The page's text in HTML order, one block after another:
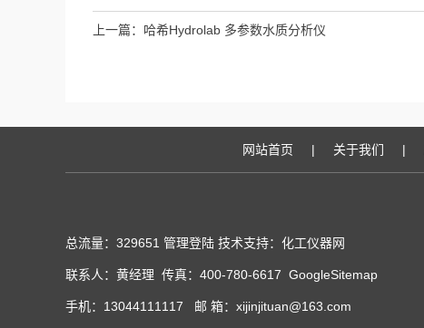
上一篇： 哈希Hydrolab 多参数水质分析仪
网站首页 | 关于我们 |
总流量：329651 管理登陆 技术支持：化工仪器网
联系人：黄经理 传真：400-780-6617 GoogleSitemap
手机：13044111117 邮 箱：xijinjituan@163.com